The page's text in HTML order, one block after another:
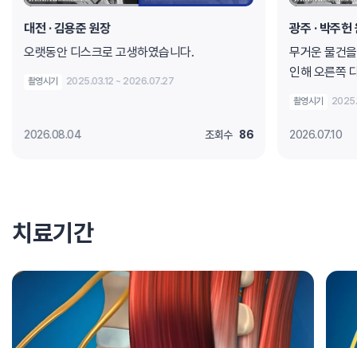
대전· 김용준 원장
오랫동안 디스크로 고생하였습니다.
촬영시기 2025.03.12 ~ 2026.07.27
2026.08.04 조회수 86
광주 · 박주헌
무거운 물건
인해 오른쪽
촬영시기
2026.07.10
치료기간